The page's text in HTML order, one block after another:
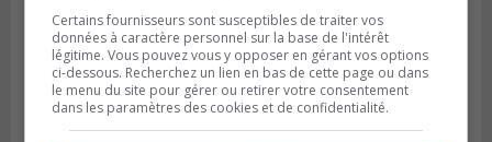
Certains fournisseurs sont susceptibles de traiter vos
données à caractère personnel sur la base de l'intérêt
légitime. Vous pouvez vous y opposer en gérant vos options
ci-dessous. Recherchez un lien en bas de cette page ou dans
le menu du site pour gérer ou retirer votre consentement
dans les paramètres des cookies et de confidentialité.